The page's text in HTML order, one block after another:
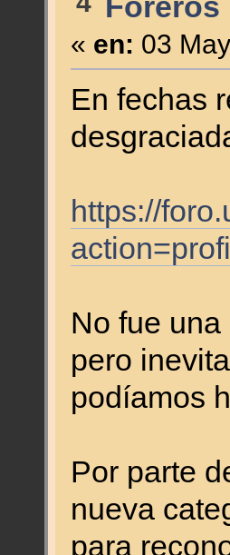
Foreros
« en: 03
En fechas
https://
No fue
pero
podíamos
Por parte
nueva
para